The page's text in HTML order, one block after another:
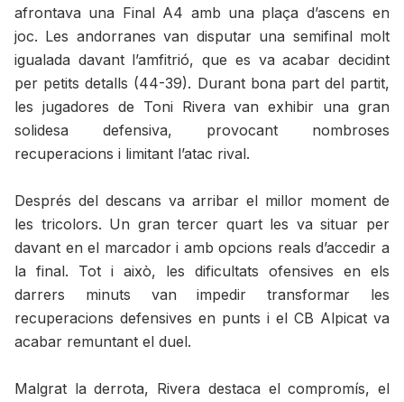
afrontava una Final A4 amb una plaça d’ascens en
joc. Les andorranes van disputar una semifinal molt
igualada davant l’amfitrió, que es va acabar decidint
per petits detalls (44-39). Durant bona part del partit,
les jugadores de Toni Rivera van exhibir una gran
solidesa defensiva, provocant nombroses
recuperacions i limitant l’atac rival.
Després del descans va arribar el millor moment de
les tricolors. Un gran tercer quart les va situar per
davant en el marcador i amb opcions reals d’accedir a
la final. Tot i això, les dificultats ofensives en els
darrers minuts van impedir transformar les
recuperacions defensives en punts i el CB Alpicat va
acabar remuntant el duel.
Malgrat la derrota, Rivera destaca el compromís, el